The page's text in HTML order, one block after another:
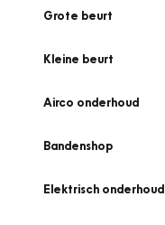
Grote beurt
Kleine beurt
Airco onderhoud
Bandenshop
Elektrisch onderhoud